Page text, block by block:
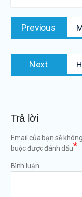
Điều
hướng
Previous
Next
Trả lời
Email của bạn sẽ
buộc được đánh dấu*
Bình luận